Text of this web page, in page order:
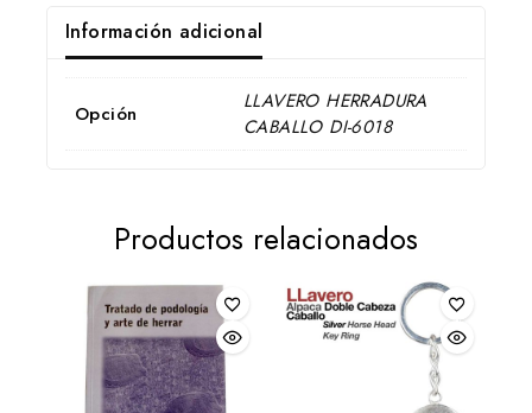
Información adicional
Opción
LLAVERO HERRADURA
CABALLO DI-6018
Productos relacionados